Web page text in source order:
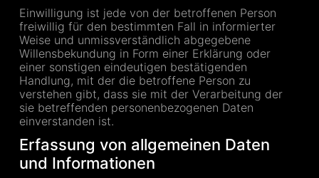
Einwilligung ist jede von der betroffenen Person
freiwillig für den bestimmten Fall in informierter
Weise und unmissverständlich abgegebene
Willensbekundung in Form einer Erklärung oder
einer sonstigen eindeutigen bestätigenden
Handlung, mit der die betroffene Person zu
verstehen gibt, dass sie mit der Verarbeitung der
sie betreffenden personenbezogenen Daten
einverstanden ist.
Erfassung von allgemeinen Daten
und Informationen